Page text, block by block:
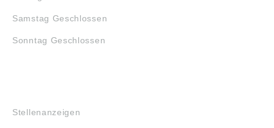
Samstag Geschlossen
Sonntag Geschlossen
Stellenanzeigen